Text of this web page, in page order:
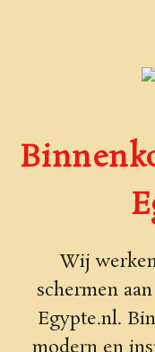
Wij
schermen
Egypte.nl.